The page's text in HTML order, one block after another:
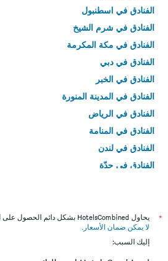
الفنادق في اسطنبول
الفنادق في شرم الشيخ
الفنادق في مكة المكرمة
الفنادق في دبي
الفنادق في الخبر
الفنادق في المدينة المنورة
الفنادق في الرياض
الفنادق في المنامة
الفنادق في لندن
الفنادق في جدّة
*
يحاول HotelsCombined بشكل دائم الحصول على الأسعار الدقيقة، ولكن
لا يمكن ضمان الأسعار .
إليك السبب: